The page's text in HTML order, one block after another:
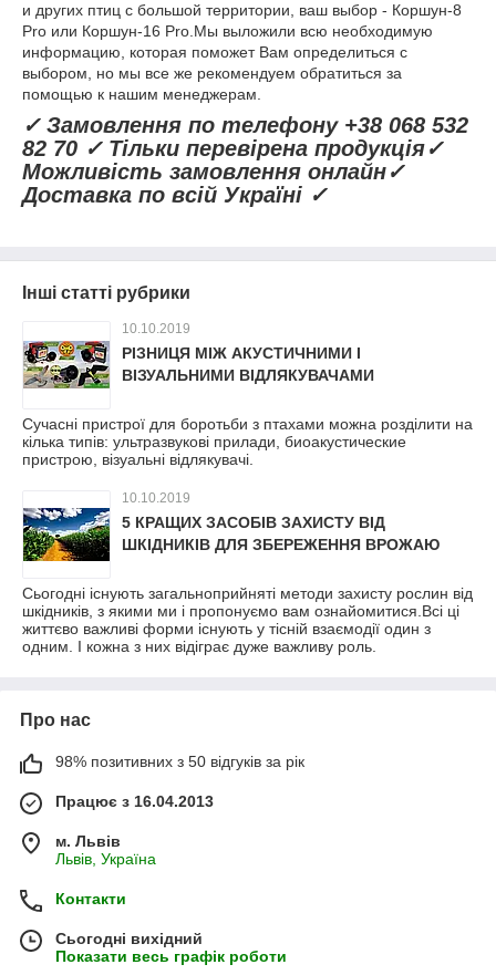
и других птиц с большой территории, ваш выбор - Коршун-8
Pro или Коршун-16 Pro.Мы выложили всю необходимую
информацию, которая поможет Вам определиться с
выбором, но мы все же рекомендуем обратиться за
помощью к нашим менеджерам.
✓ Замовлення по телефону +38 068 532
82 70 ✓ Тільки перевірена продукція✓
Можливість замовлення онлайн✓
Доставка по всій Україні ✓
Інші статті рубрики
10.10.2019
РІЗНИЦЯ МІЖ АКУСТИЧНИМИ І
ВІЗУАЛЬНИМИ ВІДЛЯКУВАЧАМИ
Сучасні пристрої для боротьби з птахами можна розділити на
кілька типів: ультразвукові прилади, биоакустические
пристрою, візуальні відлякувачі.
10.10.2019
5 КРАЩИХ ЗАСОБІВ ЗАХИСТУ ВІД
ШКІДНИКІВ ДЛЯ ЗБЕРЕЖЕННЯ ВРОЖАЮ
Сьогодні існують загальноприйняті методи захисту рослин від
шкідників, з якими ми і пропонуємо вам ознайомитися.Всі ці
життєво важливі форми існують у тісній взаємодії один з
одним. І кожна з них відіграє дуже важливу роль.
Про нас
98% позитивних з 50 відгуків за рік
Працює з 16.04.2013
м. Львів
Львів, Україна
Контакти
Сьогодні вихідний
Показати весь графік роботи